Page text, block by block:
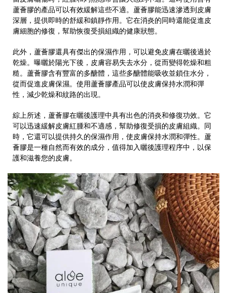
蘆薈膠的產品可以有效緩解這些不適。蘆薈膠能迅速滲透到皮膚
深層，提供即時的舒緩和鎮靜作用。它在消炎的同時還能促進皮
膚細胞的修復，幫助恢復受損組織的健康狀態。
此外，蘆薈膠還具有傑出的保濕作用，可以避免皮膚在曬後過於
乾燥。曝曬於陽光下後，皮膚容易失去水分，從而變得乾燥和粗
糙。蘆薈膠含有豐富的多醣體，這些多醣體能吸收並鎖住水分，
從而促進皮膚保濕。使用蘆薈膠產品可以使皮膚保持水潤和彈
性，減少乾燥和紋路的出現。
綜上所述，蘆薈膠在曬後護理中具有出色的消炎和修復功效。它
可以迅速緩解皮膚紅腫和不適感，幫助修復受損的皮膚組織。同
時，它還可以提供持久的保濕作用，使皮膚保持水潤和彈性。蘆
薈膠是一種自然而有效的成分，值得加入曬後護理程序中，以保
護和滋養您的皮膚。